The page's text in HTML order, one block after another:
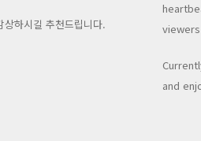
하시길 추천드립니다.
and